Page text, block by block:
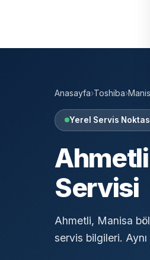
Anasayfa›Toshiba›
Yerel Servis
Ahmetli
Servisi
Ahmetli, Manisa
servis bilgileri.